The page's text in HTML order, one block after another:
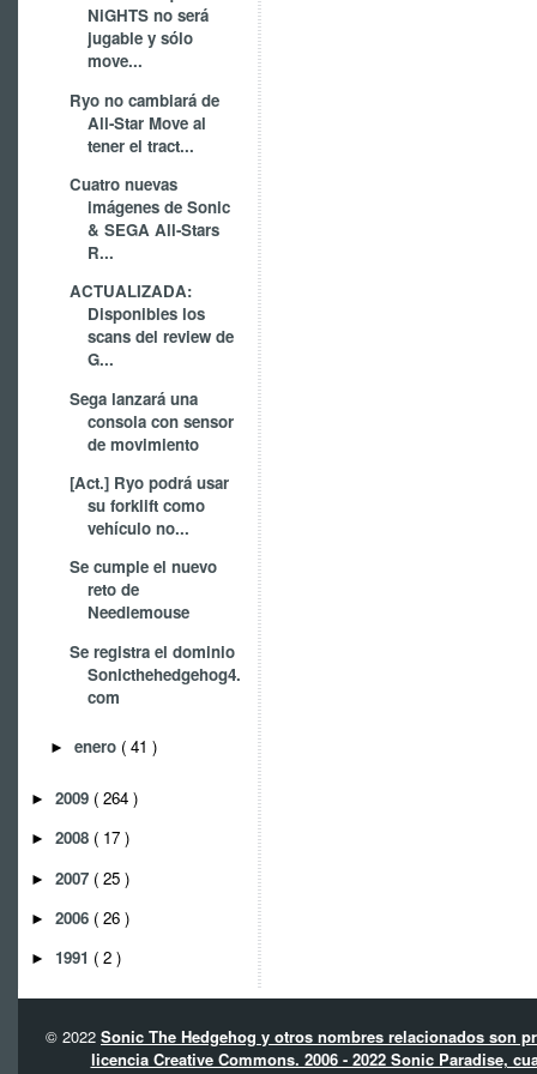
NiGHTS no será
jugable y sólo
move...
Ryo no cambiará de
All-Star Move al
tener el tract...
Cuatro nuevas
imágenes de Sonic
& SEGA All-Stars
R...
ACTUALIZADA:
Disponibles los
scans del review de
G...
Sega lanzará una
consola con sensor
de movimiento
[Act.] Ryo podrá usar
su forklift como
vehículo no...
Se cumple el nuevo
reto de
Needlemouse
Se registra el dominio
Sonicthehedgehog4.
com
► enero ( 41 )
► 2009 ( 264 )
► 2008 ( 17 )
► 2007 ( 25 )
► 2006 ( 26 )
► 1991 ( 2 )
© 2022 Sonic The Hedgehog y otros nombres relacionados son
licencia Creative Commons. 2006 - 2022 Sonic Paradise,